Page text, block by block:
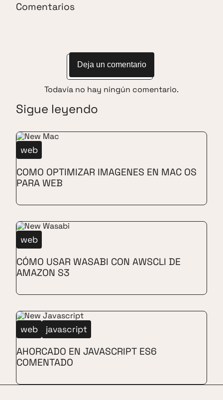
Comentarios
Deja un comentario
Todavía no hay ningún comentario.
Sigue leyendo
web
COMO OPTIMIZAR IMAGENES EN MAC OS
PARA WEB
web
CÓMO USAR WASABI CON AWSCLI DE
AMAZON S3
web javascript
AHORCADO EN JAVASCRIPT ES6
COMENTADO